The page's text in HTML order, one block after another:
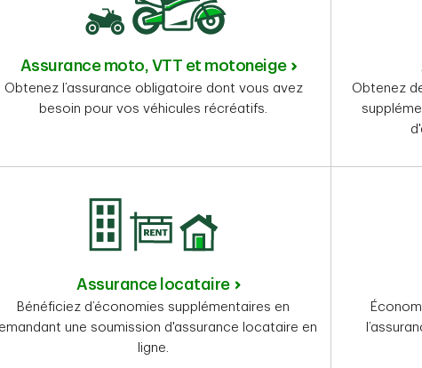
Assurance moto, VTT et motoneige
Obtenez l’assurance obligatoire dont vous avez
besoin pour vos véhicules récréatifs.
Obtenez
Assurance locataire
Bénéficiez d’économies supplémentaires en
une soumission d'assurance locataire en
ligne.